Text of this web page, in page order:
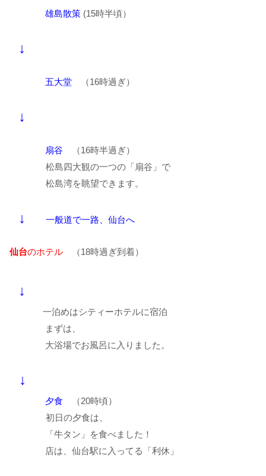
雄島散策 (15時半頃）
↓
五大堂 （16時過ぎ）
↓
扇谷 （16時半過ぎ）
松島四大観の一つの「扇谷」で
松島湾を眺望できます。
↓ 一般道で一路、仙台へ
仙台のホテル （18時過ぎ到着）
↓
一泊めはシティーホテルに宿泊
まずは、
大浴場でお風呂に入りました。
↓
夕食
（20時頃）
初日の夕食は、
「牛タン」を食べました！
店は、仙台駅に入ってる「利休」